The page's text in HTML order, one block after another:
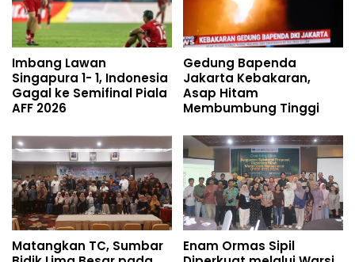
Imbang Lawan
Singapura 1- 1, Indonesia
Gagal ke Semifinal Piala
AFF 2026
Gedung Bapenda
Jakarta Kebakaran,
Asap Hitam
Membumbung Tinggi
Matangkan TC, Sumbar
Enam Ormas Sipil